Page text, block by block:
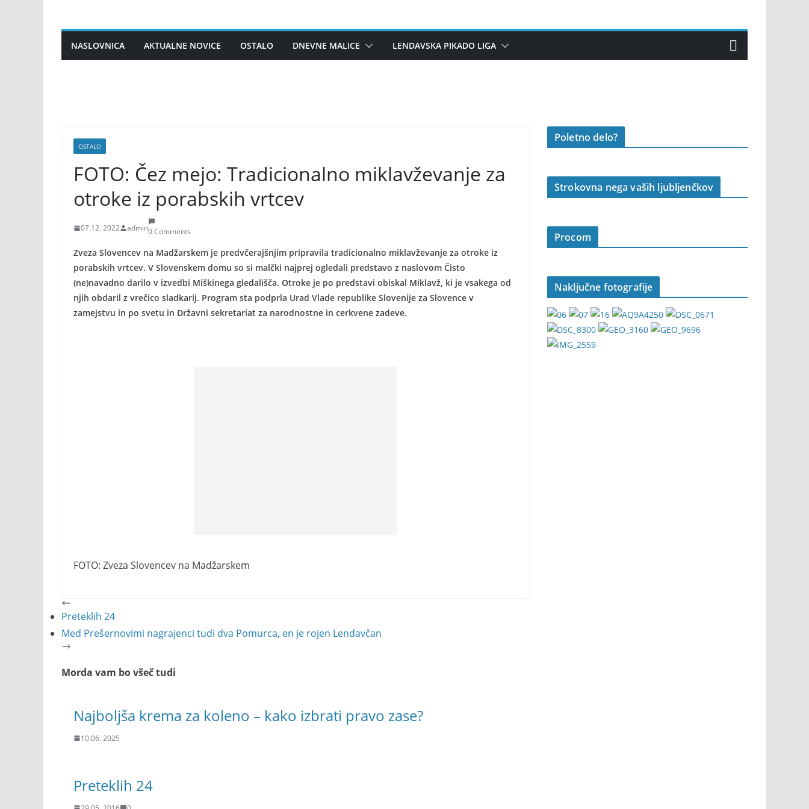
contentNASLOVNICA AKTUALNE NOVICE OSTALO DNEVNE MALICE LENDAVSKA PIKADO LIGA
OSTALO
FOTO: Čez mejo: Tradicionalno miklavževanje za
otroke iz porabskih vrtcev
07.12. 2022 admin0 Comments
Zveza Slovencev na Madžarskem je predvčerajšnjim pripravila tradicionalno miklavževanje za otroke iz
porabskih vrtcev. V Slovenskem domu so si malčki najprej ogledali predstavo z naslovom Čisto
(ne)navadno darilo v izvedbi Miškinega gledališča. Otroke je po predstavi obiskal Miklavž, ki je vsakega od
njih obdaril z vrečico sladkarij. Program sta podprla Urad Vlade republike Slovenije za Slovence v
zamejstvu in po svetu in Državni sekretariat za narodnostne in cerkvene zadeve.
FOTO: Zveza Slovencev na Madžarskem
Preteklih 24
Med Prešernovimi nagrajenci tudi dva Pomurca, en je rojen Lendavčan
Morda vam bo všeč tudi
Najboljša krema za koleno – kako izbrati pravo zase?
10.06. 2025
Preteklih 24
Poletno delo?
Strokovna nega vaših ljubljenčkov
Procom
Naključne fotografije